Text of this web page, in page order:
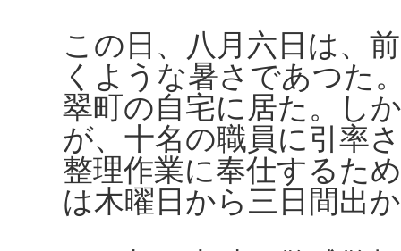
この日、八月六日は、
くような暑さであつた
翠町の自宅に居た。し
が、十名の職員に引率
整理作業に奉仕するた
は木曜日から三日間出